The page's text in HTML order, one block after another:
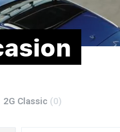
2G Classic (0)